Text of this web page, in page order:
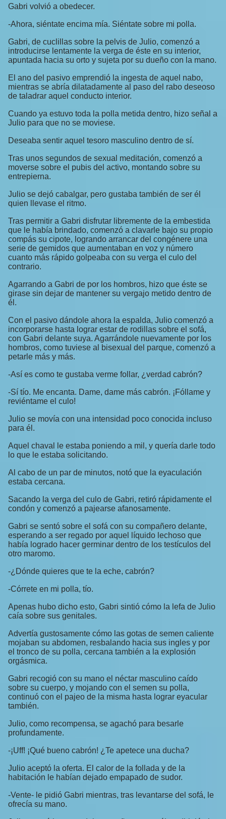
Gabri volvió a obedecer.
-Ahora, siéntate encima mía. Siéntate sobre mi polla.
Gabri, de cuclillas sobre la pelvis de Julio, comenzó a
introducirse lentamente la verga de éste en su interior,
apuntada hacia su orto y sujeta por su dueño con la mano.
El ano del pasivo emprendió la ingesta de aquel nabo,
mientras se abría dilatadamente al paso del rabo deseoso
de taladrar aquel conducto interior.
Cuando ya estuvo toda la polla metida dentro, hizo señal a
Julio para que no se moviese.
Deseaba sentir aquel tesoro masculino dentro de sí.
Tras unos segundos de sexual meditación, comenzó a
moverse sobre el pubis del activo, montando sobre su
entrepierna.
Julio se dejó cabalgar, pero gustaba también de ser él
quien llevase el ritmo.
Tras permitir a Gabri disfrutar libremente de la embestida
que le había brindado, comenzó a clavarle bajo su propio
compás su cipote, logrando arrancar del congénere una
serie de gemidos que aumentaban en voz y número
cuanto más rápido golpeaba con su verga el culo del
contrario.
Agarrando a Gabri de por los hombros, hizo que éste se
girase sin dejar de mantener su vergajo metido dentro de
él.
Con el pasivo dándole ahora la espalda, Julio comenzó a
incorporarse hasta lograr estar de rodillas sobre el sofá,
con Gabri delante suya. Agarrándole nuevamente por los
hombros, como tuviese al bisexual del parque, comenzó a
petarle más y más.
-Así es como te gustaba verme follar, ¿verdad cabrón?
-Sí tío. Me encanta. Dame, dame más cabrón. ¡Fóllame y
reviéntame el culo!
Julio se movía con una intensidad poco conocida incluso
para él.
Aquel chaval le estaba poniendo a mil, y quería darle todo
lo que le estaba solicitando.
Al cabo de un par de minutos, notó que la eyaculación
estaba cercana.
Sacando la verga del culo de Gabri, retiró rápidamente el
condón y comenzó a pajearse afanosamente.
Gabri se sentó sobre el sofá con su compañero delante,
esperando a ser regado por aquel líquido lechoso que
había logrado hacer germinar dentro de los testículos del
otro maromo.
-¿Dónde quieres que te la eche, cabrón?
-Córrete en mi polla, tío.
Apenas hubo dicho esto, Gabri sintió cómo la lefa de Julio
caía sobre sus genitales.
Advertía gustosamente cómo las gotas de semen caliente
mojaban su abdomen, resbalando hacia sus ingles y por
el tronco de su polla, cercana también a la explosión
orgásmica.
Gabri recogió con su mano el néctar masculino caído
sobre su cuerpo, y mojando con el semen su polla,
continuó con el pajeo de la misma hasta lograr eyacular
también.
Julio, como recompensa, se agachó para besarle
profundamente.
-¡Uff! ¡Qué bueno cabrón! ¿Te apetece una ducha?
Julio aceptó la oferta. El calor de la follada y de la
habitación le habían dejado empapado de sudor.
-Vente- le pidió Gabri mientras, tras levantarse del sofá, le
ofrecía su mano.